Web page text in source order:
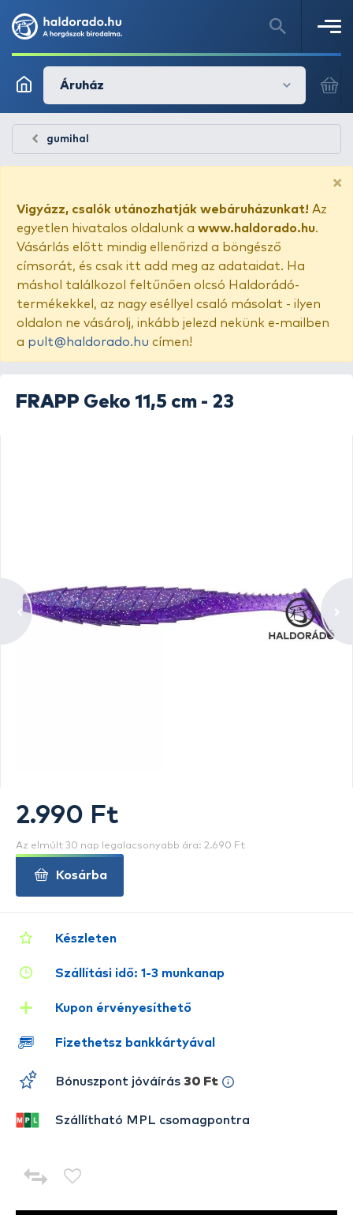
Áruház
gumihal
×
Vigyázz, csalók utánozhatják webáruházunkat! Az
egyetlen hivatalos oldalunk a www.haldorado.hu.
Vásárlás előtt mindig ellenőrizd a böngésző
címsorát, és csak itt add meg az adataidat. Ha
máshol találkozol feltűnően olcsó Haldorádó-
termékekkel, az nagy eséllyel csaló másolat - ilyen
oldalon ne vásárolj, inkább jelezd nekünk e-mailben
a pult@haldorado.hu címen!
FRAPP Geko 11,5 cm - 23
Készleten
Szállítási idő: 1-3 munkanap
Kupon érvényesíthető
Fizethetsz bankkártyával
Bónuszpont jóváírás 30 Ft
Szállítható MPL csomagpontra
2.990 Ft
Az elmúlt 30 nap legalacsonyabb ára: 2.690 Ft
Kosárba